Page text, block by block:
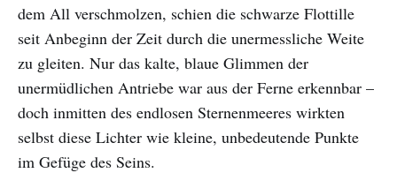
dem All verschmolzen, schien die schwarze Flottille
seit Anbeginn der Zeit durch die unermessliche Weite
zu gleiten. Nur das kalte, blaue Glimmen der
unermüdlichen Antriebe war aus der Ferne erkennbar –
doch inmitten des endlosen Sternenmeeres wirkten
selbst diese Lichter wie kleine, unbedeutende Punkte
im Gefüge des Seins.